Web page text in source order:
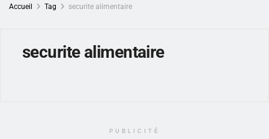
Accueil Tag securite alimentaire
securite alimentaire
PUBLICITÉ